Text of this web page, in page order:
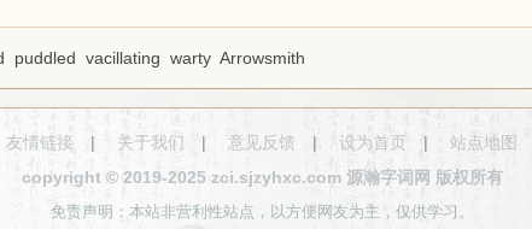
puddled vacillating warty Arrowsmith
友情链接 | 关于我们 | 意见反馈 | 设为首页 |
站点地图
copyright © 2019-2025 zci.sjzyhxc.com 源瀚字词网 版权所有
免责声明：本站非营利性站点，以方便网友为主，仅供学习。